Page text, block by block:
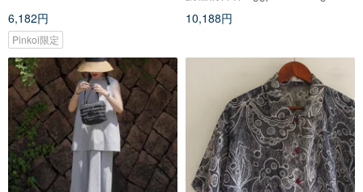
6,182円
Pinkoi限定
10,188円